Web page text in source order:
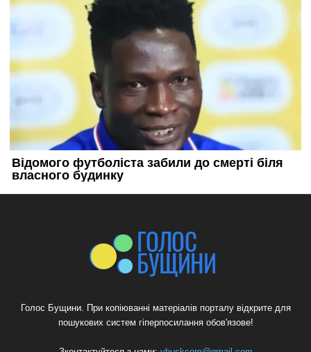
Голос Бущини. При копіюванні матеріалів порталу відкрите для
пошукових систем гіперпосилання обов'язове!